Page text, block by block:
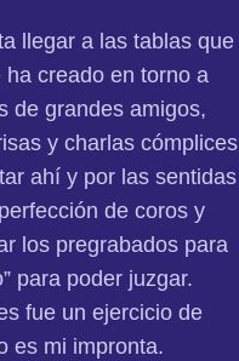
llegar a las tablas que
creado en torno a
de grandes amigos,
y charlas cómplices
ahí y por las sentidas
de coros y
los pregrabados para
para poder juzgar.
fue un ejercicio de
es mi impronta.